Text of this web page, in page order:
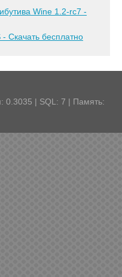
Wine 1.2-rc7 -
Скачать бесплатно
0.3035 | SQL: 7 | Память: